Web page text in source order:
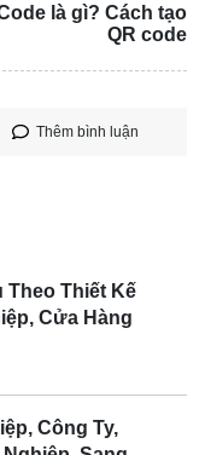
là gì? Cách tạo
QR code
Thêm bình luận
Theo Thiết Kế
Cửa Hàng
Công Ty,